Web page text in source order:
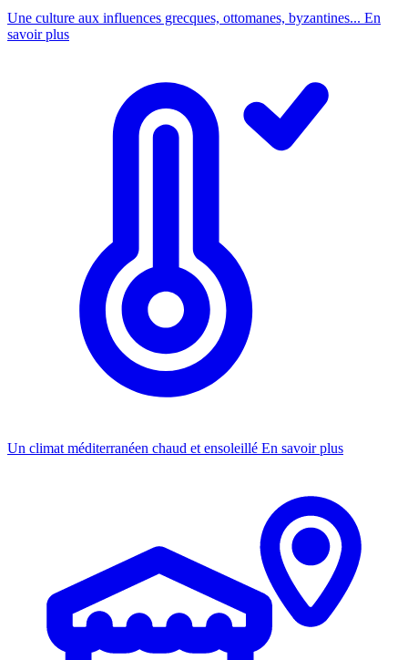
Une culture aux influences grecques, ottomanes, byzantines... En
savoir plus
Un climat méditerranéen chaud et ensoleillé En savoir plus